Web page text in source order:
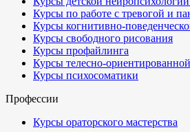
Курсы по работе с тревогой и
Курсы когнитивно-
Курсы свободного рисования
Курсы профайлинга
Курсы телесно-
Курсы психосоматики
Профессии
Курсы ораторского мастерства